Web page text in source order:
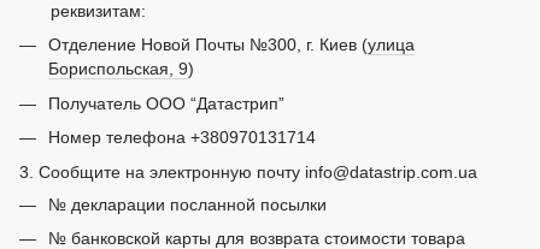
реквизитам:
Отделение Новой Почты №300, г. Киев (улица
Бориспольская, 9)
Получатель ООО “Датастрип”
Номер телефона +380970131714
3. Сообщите на электронную почту info@datastrip.com.ua
№ декларации посланной посылки
№ банковской карты для возврата стоимости товара